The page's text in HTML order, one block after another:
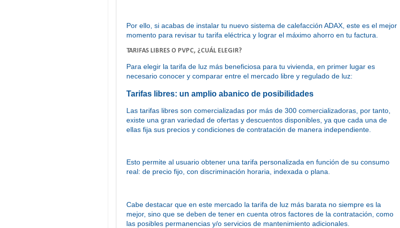
Por ello, si acabas de instalar tu nuevo sistema de calefacción ADAX, este es el mejor
momento para revisar tu tarifa eléctrica y lograr el máximo ahorro en tu factura.
TARIFAS LIBRES O PVPC, ¿CUÁL ELEGIR?
Para elegir la tarifa de luz más beneficiosa para tu vivienda, en primer lugar es
necesario conocer y comparar entre el mercado libre y regulado de luz:
Tarifas libres: un amplio abanico de posibilidades
Las tarifas libres son comercializadas por más de 300 comercializadoras, por tanto,
existe una gran variedad de ofertas y descuentos disponibles, ya que cada una de
ellas fija sus precios y condiciones de contratación de manera independiente.
Esto permite al usuario obtener una tarifa personalizada en función de su consumo
real: de precio fijo, con discriminación horaria, indexada o plana.
Cabe destacar que en este mercado la tarifa de luz más barata no siempre es la
mejor, sino que se deben de tener en cuenta otros factores de la contratación, como
las posibles permanencias y/o servicios de mantenimiento adicionales.